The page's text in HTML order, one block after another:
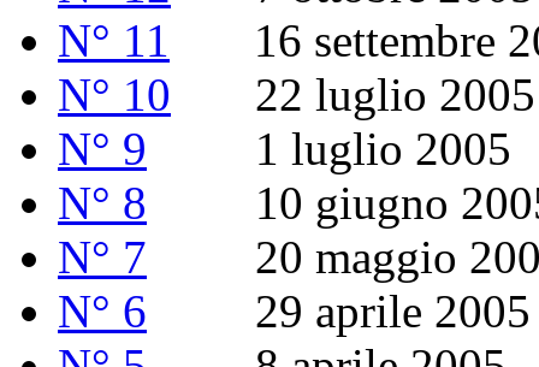
N° 11 16 settembre
N° 10 22 luglio 2005
N° 9 1 luglio 2005
N° 8 10 giugno
N° 7 20 maggio
N° 6 29 aprile 2005